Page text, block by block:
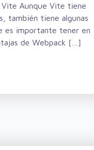
Vite Aunque Vite tiene
también tiene algunas
es importante tener en
de Webpack […]